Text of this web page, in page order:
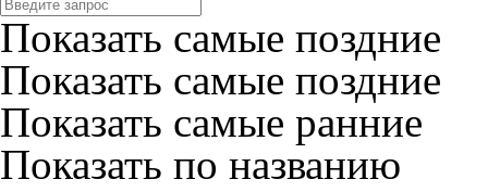
Показать самые поздние
Показать самые поздние
Показать самые ранние
Показать по названию